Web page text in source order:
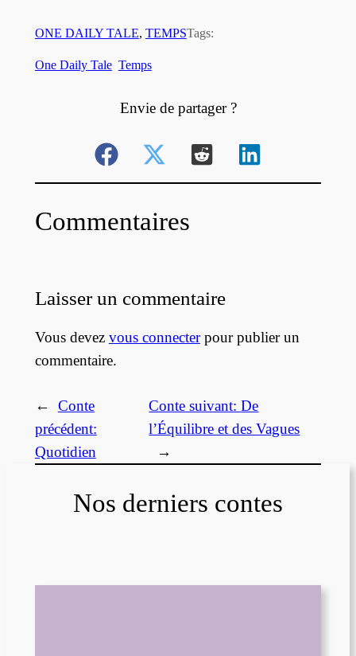
ONE DAILY TALE, TEMPSTags:
One Daily Tale Temps
Envie de partager ?
Commentaires
Laisser un commentaire
Vous devez vous connecterpour publier un
commentaire.
←
Conte
précédent:
Quotidien
Conte suivant:De
l’Équilibre et des Vagues
→
Nos derniers contes